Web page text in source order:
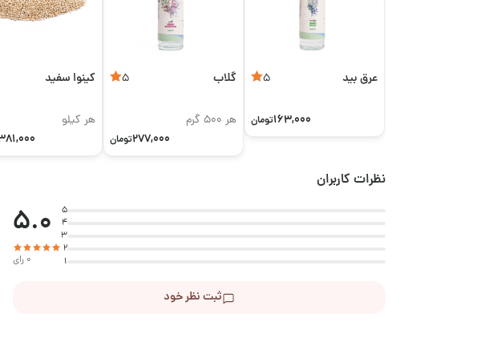
عرق بید 5
163,000تومان
گلاب 5
هر 500 گرم
277,000تومان
کینوا سفید
هر کیلو
نظرات کاربران
5
4
3
2
1
5.0
0 رای
ثبت نظر خود